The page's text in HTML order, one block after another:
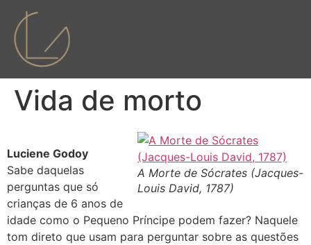
Vida de morto
A Morte de Sócrates (Jacques-
Louis David, 1787)
Luciene Godoy
Sabe daquelas
perguntas que só
crianças de 6 anos de
idade como o Pequeno Príncipe podem fazer? Naquele
tom direto que usam para perguntar sobre as questões